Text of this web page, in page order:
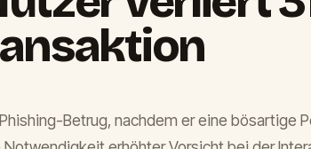
Betrug, nachdem er eine